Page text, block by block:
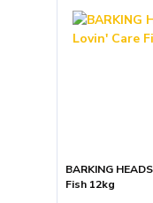
BARKING
Fish 12kg